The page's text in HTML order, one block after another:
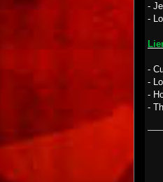
-
-
-
-
-
-